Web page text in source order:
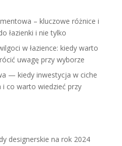
– kluczowe różnice i
łazienki i nie tylko
w łazience: kiedy warto
uwagę przy wyborze
— kiedy inwestycja w ciche
i co warto wiedzieć przy
designerskie na rok 2024